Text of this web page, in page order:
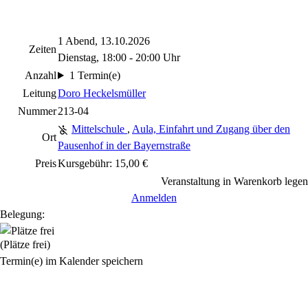
Zeiten
1 Abend, 13.10.2026
Dienstag, 18:00 - 20:00 Uhr
Anzahl
1 Termin(e)
LeitungDoro Heckelsmüller
Nummer213-04
Ort
Mittelschule , Aula, Einfahrt und Zugang über den
Pausenhof in der Bayernstraße
PreisKursgebühr: 15,00 €
Veranstaltung in Warenkorb legen
Anmelden
Belegung:
(Plätze frei)
Termin(e) im Kalender speichern